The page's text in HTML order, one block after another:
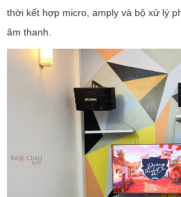
thời kết hợp micro, amply và bộ xử lý
âm thanh.